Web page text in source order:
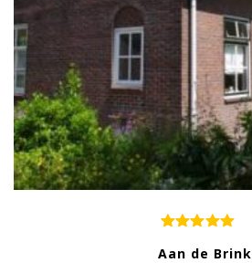
Aan de Brink